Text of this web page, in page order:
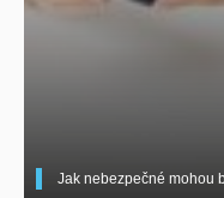
Jak nebezpečné mohou